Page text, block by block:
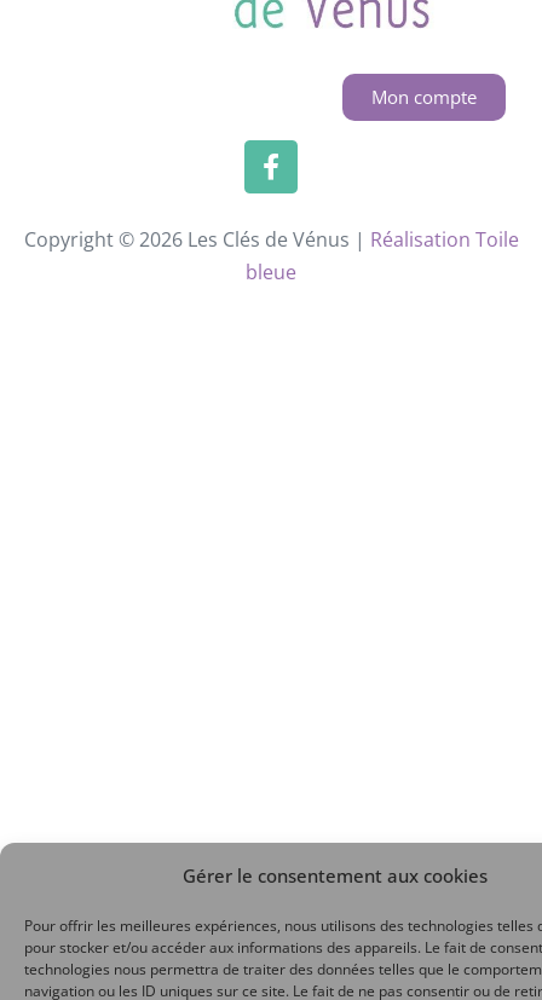
Gérer le consentement aux cookies
Pour offrir les meilleures expériences, nous utilisons des technologies telles
pour stocker et/ou accéder aux informations des appareils. Le fait de
technologies nous permettra de traiter des données telles que le
navigation ou les ID uniques sur ce site. Le fait de ne pas consentir ou de
Mon compte
Copyright © 2026 Les Clés de Vénus | Réalisation Toile
bleue